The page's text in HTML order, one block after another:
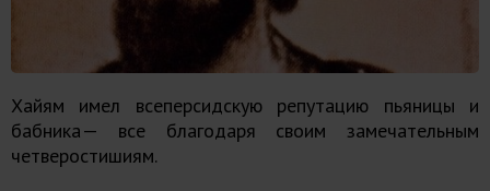
Хайям имел всеперсидскую репутацию пьяницы и
бабника — все благодаря своим замечательным
четверостишиям.